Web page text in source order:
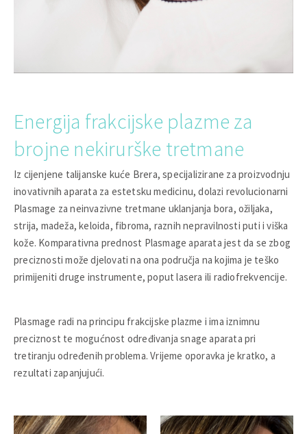
Energija frakcijske plazme za
brojne nekirurške tretmane
Iz cijenjene talijanske kuće Brera, specijalizirane za proizvodnju
inovativnih aparata za estetsku medicinu, dolazi revolucionarni
Plasmage za neinvazivne tretmane uklanjanja bora, ožiljaka,
strija, madeža, keloida, fibroma, raznih nepravilnosti puti i viška
kože. Komparativna prednost Plasmage aparata jest da se zbog
preciznosti može djelovati na ona područja na kojima je teško
primijeniti druge instrumente, poput lasera ili radiofrekvencije.
Plasmage radi na principu frakcijske plazme i ima iznimnu
preciznost te mogućnost određivanja snage aparata pri
tretiranju određenih problema. Vrijeme oporavka je kratko, a
rezultati zapanjujući.